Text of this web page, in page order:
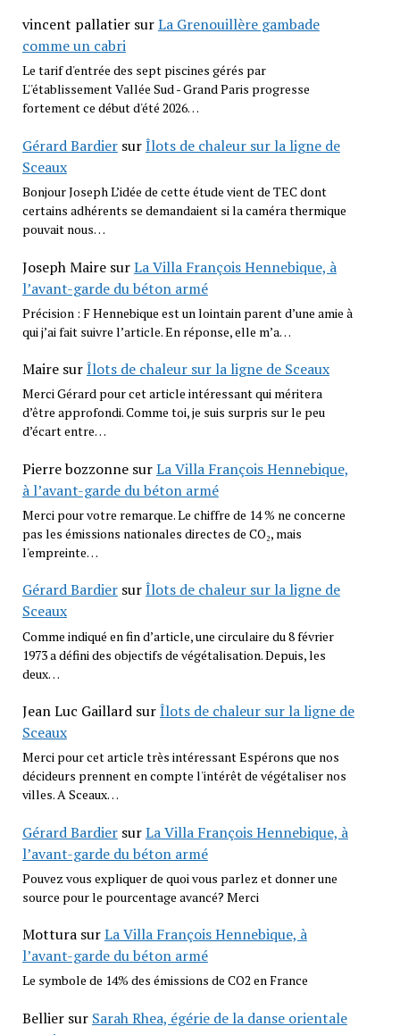
vincent pallatiersurLa Grenouillère gambade
comme un cabri
Le tarif d'entrée des sept piscines gérés par
L''établissement Vallée Sud - Grand Paris progresse
fortement ce début d'été 2026…
Gérard BardiersurÎlots de chaleur sur la ligne de
Sceaux
Bonjour Joseph L’idée de cette étude vient de TEC dont
certains adhérents se demandaient si la caméra thermique
pouvait nous…
Joseph MairesurLa Villa François Hennebique, à
l’avant-garde du béton armé
Précision : F Hennebique est un lointain parent d’une amie à
qui j’ai fait suivre l’article. En réponse, elle m’a…
MairesurÎlots de chaleur sur la ligne de Sceaux
Merci Gérard pour cet article intéressant qui méritera
d’être approfondi. Comme toi, je suis surpris sur le peu
d’écart entre…
Pierre bozzonnesurLa Villa François Hennebique,
à l’avant-garde du béton armé
Merci pour votre remarque. Le chiffre de 14 % ne concerne
pas les émissions nationales directes de CO₂, mais
l'empreinte…
Gérard BardiersurÎlots de chaleur sur la ligne de
Sceaux
Comme indiqué en fin d’article, une circulaire du 8 février
1973 a défini des objectifs de végétalisation. Depuis, les
deux…
Jean Luc GaillardsurÎlots de chaleur sur la ligne de
Sceaux
Merci pour cet article très intéressant Espérons que nos
décideurs prennent en compte l'intérêt de végétaliser nos
villes. A Sceaux…
Gérard BardiersurLa Villa François Hennebique, à
l’avant-garde du béton armé
Pouvez vous expliquer de quoi vous parlez et donner une
source pour le pourcentage avancé? Merci
MotturasurLa Villa François Hennebique, à
l’avant-garde du béton armé
Le symbole de 14% des émissions de CO2 en France
Belliersur Sarah Rhea, égérie de la danse orientale